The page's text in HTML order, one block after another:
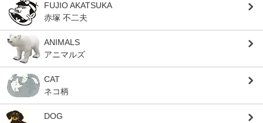
FUJIO AKATSUKA
赤塚 不二夫
ANIMALS
アニマルズ
CAT
ネコ柄
DOG